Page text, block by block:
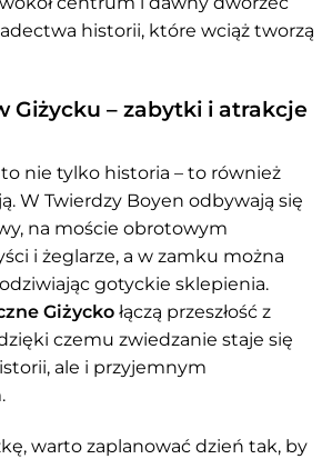
historii, które wciąż tworzą
Giżycku – zabytki i atrakcje
to nie tylko historia – to również
W Twierdzy Boyen odbywają się
na moście obrotowym
i żeglarze, a w zamku można
gotyckie sklepienia.
Giżycko łączą przeszłość z
czemu zwiedzanie staje się
ale i przyjemnym
warto zaplanować dzień tak, by